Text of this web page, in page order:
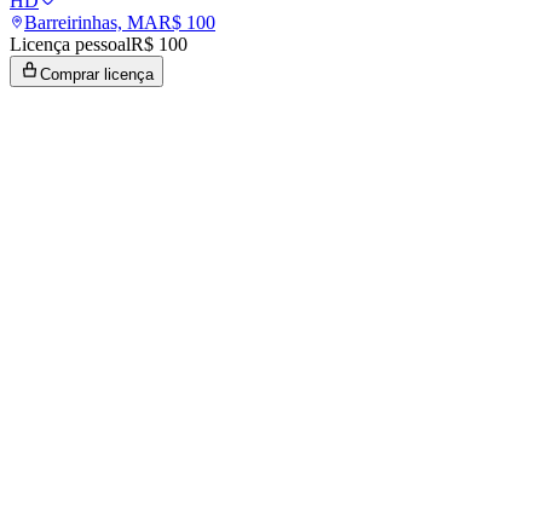
Barreirinhas, MAR$ 100
Licença pessoalR$ 100
Comprar licença